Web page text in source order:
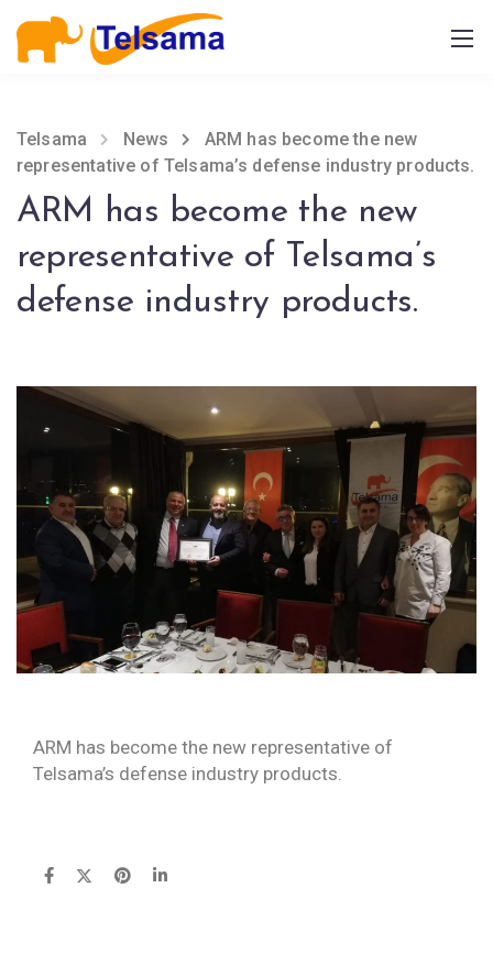
Telsama News
ARM has become the new
representative of Telsama’s defense industry products.
ARM has become the new
representative of Telsama’s
defense industry products.
ARM has become the new representative of
Telsama’s defense industry products.